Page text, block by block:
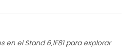
el Stand 6,1F81 para explorar